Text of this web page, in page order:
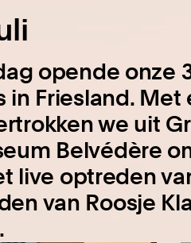
opende onze
in Friesland.
we uit
Belvédère
live optreden
van Roosje